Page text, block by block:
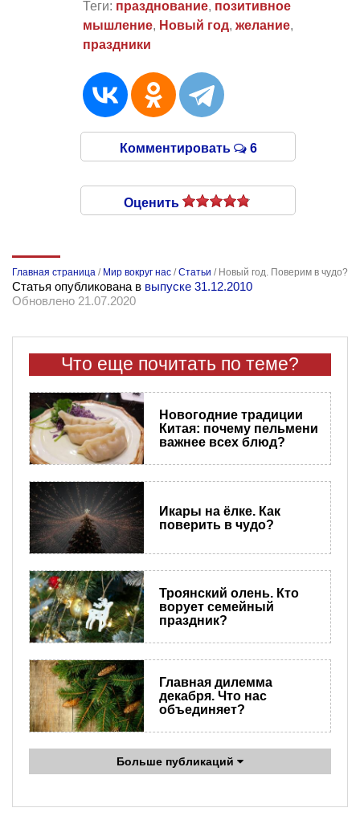
Теги: празднование, позитивное
мышление, Новый год, желание,
праздники
Комментировать 6
Оценить
Главная страница / Мир вокруг нас /Статьи / Новый год. Поверим в чудо?
Статья опубликована в выпуске 31.12.2010
Обновлено 21.07.2020
Что еще почитать по теме?
Новогодние традиции
Китая: почему пельмени
важнее всех блюд?
Икары на ёлке. Как
поверить в чудо?
Троянский олень. Кто
ворует семейный
праздник?
Главная дилемма
декабря. Что нас
объединяет?
Больше публикаций